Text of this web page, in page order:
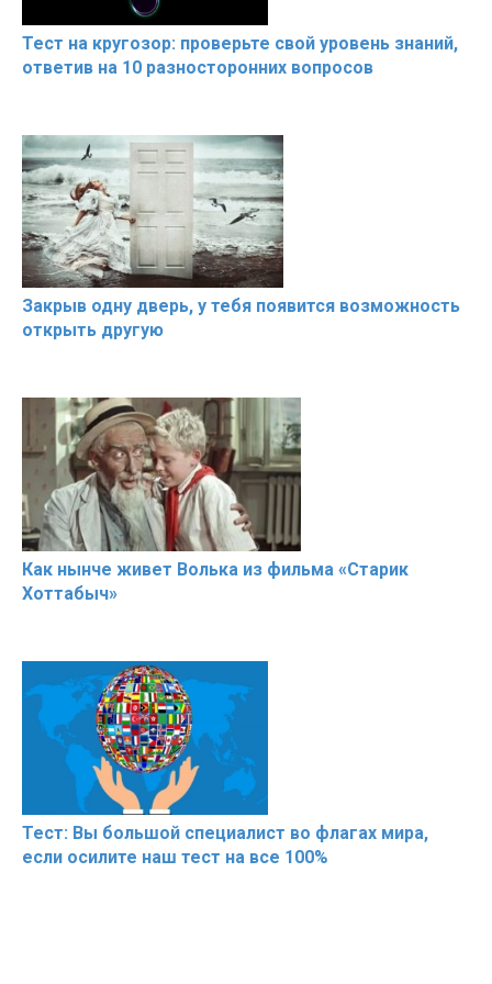
Тест на кругозор: проверьте свой уровень знаний,
ответив на 10 разносторонних вопросов
Закрыв одну дверь, у тебя появится возможность
открыть другую
Как нынче живет Волька из фильма «Старик
Хоттабыч»
Тест: Вы большой специалист во флагах мира,
если осилите наш тест на все 100%